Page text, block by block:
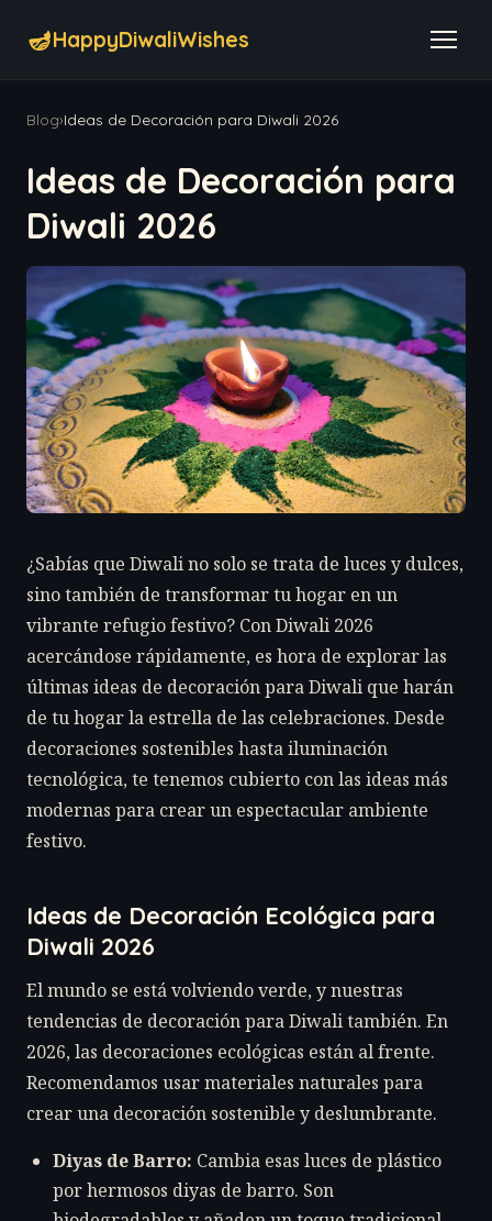
🪔HappyDiwaliWishes
Blog›Ideas de Decoración para Diwali 2026
Ideas de Decoración para
Diwali 2026
¿Sabías que Diwali no solo se trata de luces y dulces,
sino también de transformar tu hogar en un
vibrante refugio festivo? Con Diwali 2026
acercándose rápidamente, es hora de explorar las
últimas ideas de decoración para Diwali que harán
de tu hogar la estrella de las celebraciones. Desde
decoraciones sostenibles hasta iluminación
tecnológica, te tenemos cubierto con las ideas más
modernas para crear un espectacular ambiente
festivo.
Ideas de Decoración Ecológica para
Diwali 2026
El mundo se está volviendo verde, y nuestras
tendencias de decoración para Diwali también. En
2026, las decoraciones ecológicas están al frente.
Recomendamos usar materiales naturales para
crear una decoración sostenible y deslumbrante.
Diyas de Barro: Cambia esas luces de plástico
por hermosos diyas de barro. Son